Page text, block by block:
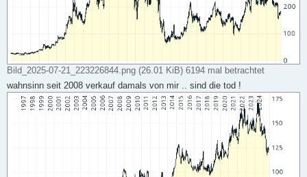
Bild_2025-07-21_223226844.png (26.01 KiB) 6194 mal betrachtet
wahnsinn seit 2008 verkauf damals von mir .. sind die tod !